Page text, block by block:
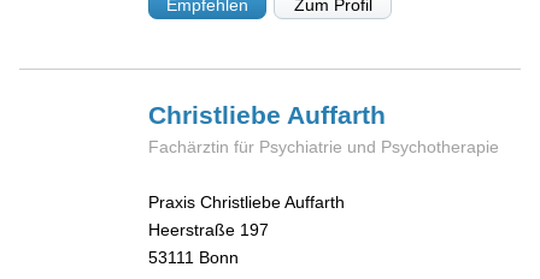
Empfehlen Zum Profil
Christliebe Auffarth
Fachärztin für Psychiatrie und Psychotherapie
Praxis Christliebe Auffarth
Heerstraße 197
53111 Bonn